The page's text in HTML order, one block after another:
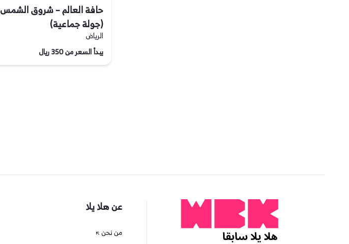
حافة العالم – شروق الشمس
(جولة جماعية)
الرياض
يبدأ السعر من 350 ريال
عن هلا يلا
من نحن